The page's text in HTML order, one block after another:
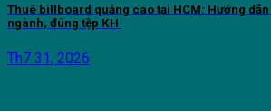
Thuê billboard quảng cáo tại HCM: Hướng
ngành, đúng tệp KH
Th7 31, 2026